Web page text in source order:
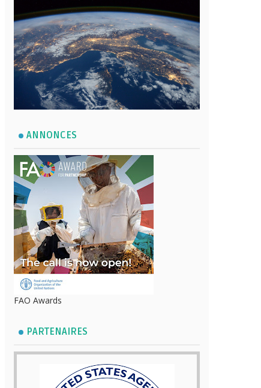
ANNONCES
FAO Awards
PARTENAIRES